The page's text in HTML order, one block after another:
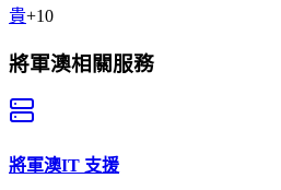
貴+10
將軍澳相關服務
將軍澳IT 支援